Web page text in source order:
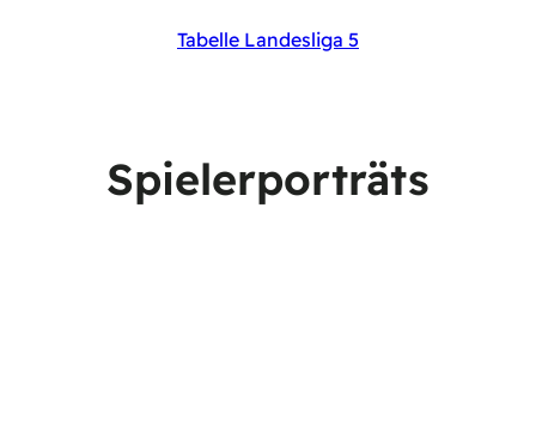
Tabelle Landesliga 5
Spielerporträts